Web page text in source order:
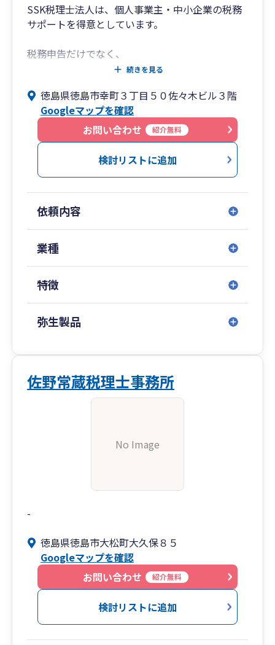
SSK税理士法人は、個人事業主・中小企業の税務
サポートを得意としています。
税務申告だけでなく、
・節税のアドバイス
・会計ソフト導入サポート
など、経営者が安心して事業に集中できる環境づ
くりをお手伝いします。
弥生会計をはじめとした会計ソフトにも対応して
ポートします。
「税金のことを気軽に相談できる税理士」とし
す。
続きを見る
徳島県徳島市幸町３丁目５０佐々木ビル３階
Googleマップを確認
お問い合わせ
紹介無料
検討リストに追加
依頼内容
業種
特徴
弥生製品
佐野常蔵税理士事務所
No Image
-
徳島県徳島市大松町大久保８５
Googleマップを確認
お問い合わせ
紹介無料
検討リストに追加